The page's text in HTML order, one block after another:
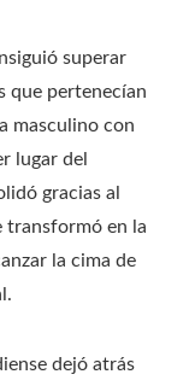
superar
que pertenecían
masculino con
lugar del
gracias al
transformó en la
la cima de
dejó atrás